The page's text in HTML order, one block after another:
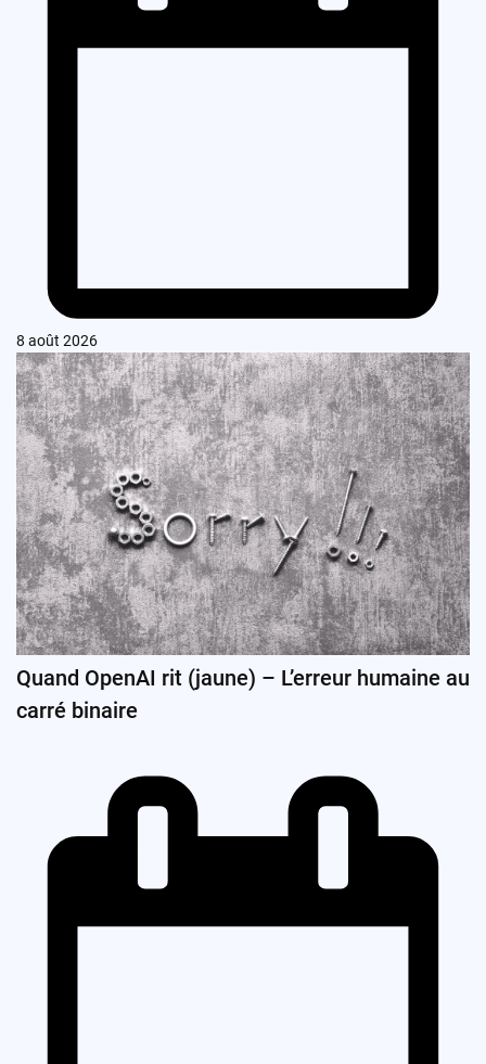
8 août 2026
Quand OpenAI rit (jaune) – L’erreur humaine au
carré binaire